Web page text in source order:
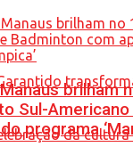
brilham
Sul-
programa